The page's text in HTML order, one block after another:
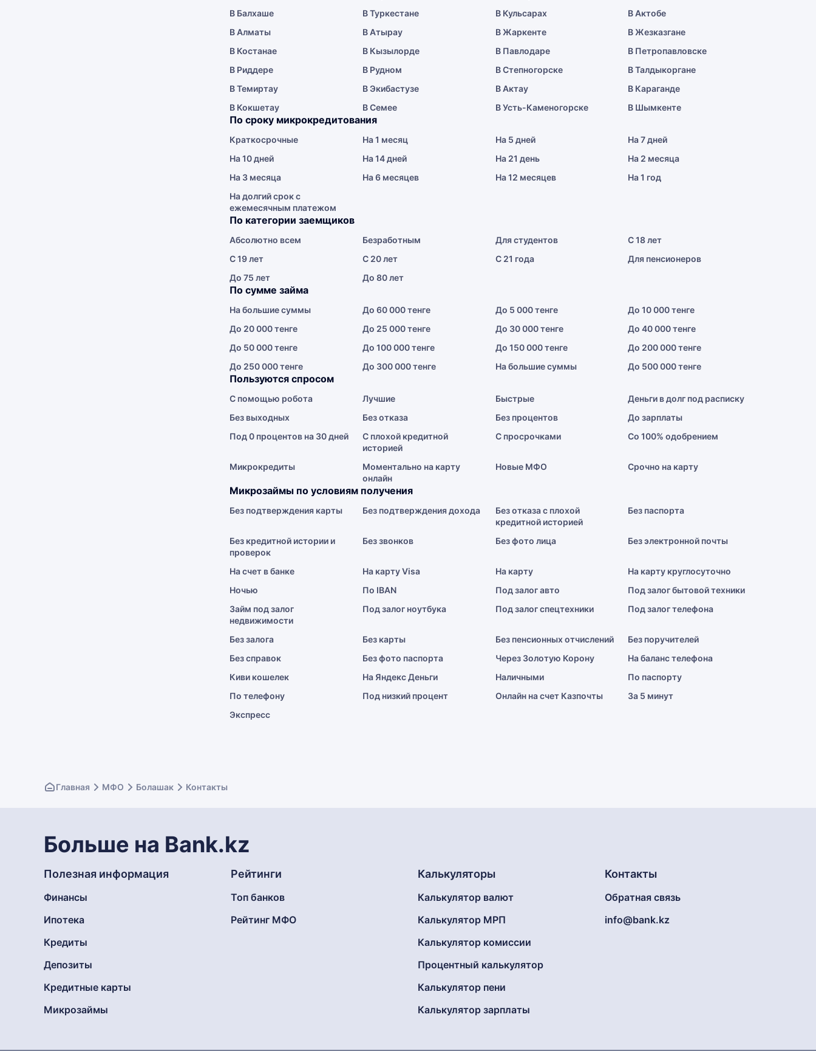
В Балхаше
В Туркестане В Кульсарах
В Актобе
В Алматы
В Атырау В Жаркенте
В Жезказгане
В Костанае
В Кызылорде В Павлодаре
В Петропавловске
В Риддере
В Рудном В Степногорске
В Талдыкоргане
В Темиртау
В Экибастузе В Актау
В Караганде
В Кокшетау
В Семее В Усть-Каменогорске В Шымкенте
По сроку микрокредитования
Краткосрочные На 1 месяц На 5 дней
На 7 дней
На 10 дней
На 14 дней На 21 день
На 2 месяца
На 3 месяца
На 6 месяцев На 12 месяцев
На 1 год
На долгий срок с
ежемесячным платежом
По категории заемщиков
Абсолютно всем Безработным Для студентов
С 18 лет
С 19 лет
С 20 лет С 21 года
Для пенсионеров
До 75 лет
До 80 лет
По сумме займа
На большие суммы До 60 000 тенге До 5 000 тенге
До 10 000 тенге
До 20 000 тенге
До 25 000 тенге До 30 000 тенге
До 40 000 тенге
До 50 000 тенге
До 100 000 тенге До 150 000 тенге
До 200 000 тенге
До 250 000 тенге
До 300 000 тенге На большие суммы До 500 000 тенге
Пользуются спросом
С помощью робота Лучшие Быстрые
Деньги в долг под расписку
Без выходных
Без отказа Без процентов
До зарплаты
Под 0 процентов на 30 дней
С плохой кредитной
историей
С просрочками Со 100% одобрением
Микрокредиты
Моментально на карту
онлайн
Новые МФО Срочно на карту
Микрозаймы по условиям получения
Без подтверждения карты Без подтверждения дохода
Без отказа с плохой
кредитной историей
Без паспорта
Без кредитной истории и
проверок
Без звонков Без фото лица Без электронной почты
На счет в банке На карту Visa На карту
На карту круглосуточно
Ночью
По IBAN Под залог авто
Под залог бытовой техники
Займ под залог
недвижимости
Под залог ноутбука Под залог спецтехники Под залог телефона
Без залога Без карты Без пенсионных отчислений
Без поручителей
Без справок
Без фото паспорта Через Золотую Корону
На баланс телефона
Киви кошелек
На Яндекс Деньги Наличными
По паспорту
По телефону
Под низкий процент Онлайн на счет Казпочты
За 5 минут
Экспресс
Главная МФО Болашак Контакты
Больше на Bank.kz
Полезная информация
Финансы
Ипотека
Кредиты
Депозиты
Кредитные карты
Микрозаймы
Рейтинги
Топ банков
Рейтинг МФО
Калькуляторы
Калькулятор валют
Калькулятор МРП
Калькулятор комиссии
Процентный калькулятор
Калькулятор пени
Калькулятор зарплаты
Контакты
Обратная связь
info@bank.kz